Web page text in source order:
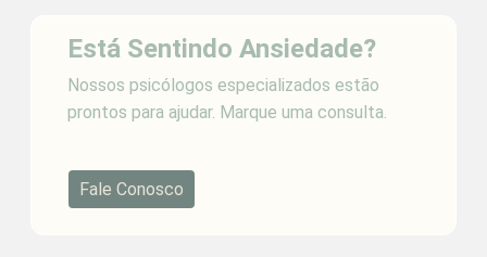
Está Sentindo Ansiedade?
Nossos psicólogos especializados estão
prontos para ajudar. Marque uma consulta.
Fale Conosco